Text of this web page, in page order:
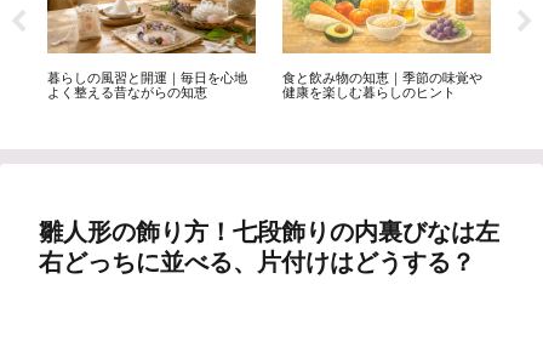
暮らしの風習と開運｜毎日を心地
よく整える昔ながらの知恵
食と飲み物の知恵｜季節の味覚や
健康を楽しむ暮らしのヒント
雛人形の飾り方！七段飾りの内裏びなは左
右どっちに並べる、片付けはどうする？